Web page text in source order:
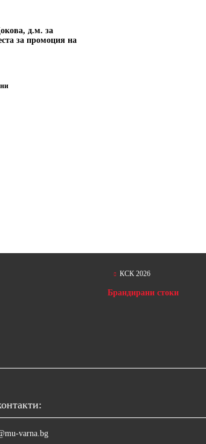
д.м. за
за промоция на
КСК 2026
Брандирани стоки
varna.bg